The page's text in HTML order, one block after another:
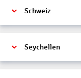
Schweiz
Seychellen